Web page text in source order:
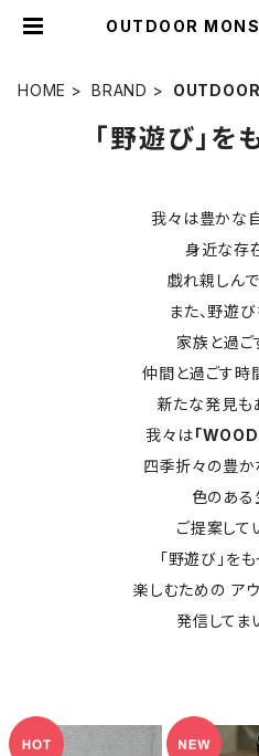
OUTDOOR
HOME BRAND
「野遊び」を
我々は豊かな
身近な存
戯れ親しんで
また、野遊び
家族と過ご
仲間と過ごす時
新たな発見も
我々は「
四季折々の豊
色のある
ご提案して
「野遊び」をも
楽しむための ア
発信してま